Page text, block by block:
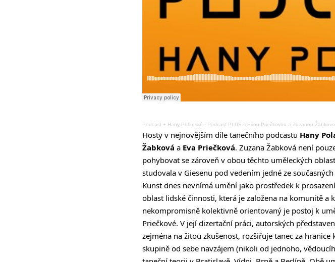
Podcast + Hany Polanské · Podcast PLUS s Evou Priečkovou a Zuzanou
Hosty v nejnovějším díle tanečního podcastu Hany
Žabková a Eva Priečková. Zuzana Žabková není
pohybovat se zároveň v obou těchto uměleckých
studovala v Giesenu pod vedením jedné ze
Kunst dnes nevnímá umění jako prostředek k
oblast lidské činnosti, která je založena na komunitě
nekompromisně kolektivně orientovaný je postoj k
Priečkové. V její dizertační práci, autorských
zejména na žitou zkušenost, rozšiřuje tanec za
skupině od sebe navzájem (nikoli od jednoho,